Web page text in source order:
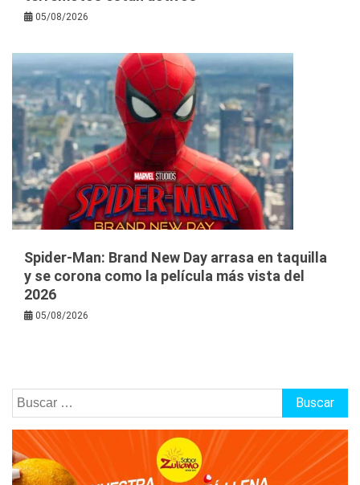
05/08/2026
Spider-Man: Brand New Day arrasa en taquilla
y se corona como la película más vista del
2026
05/08/2026
Buscar: